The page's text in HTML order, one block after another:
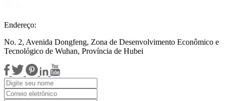
Endereço:
No. 2, Avenida Dongfeng, Zona de Desenvolvimento Econômico e
Tecnológico de Wuhan, Província de Hubei